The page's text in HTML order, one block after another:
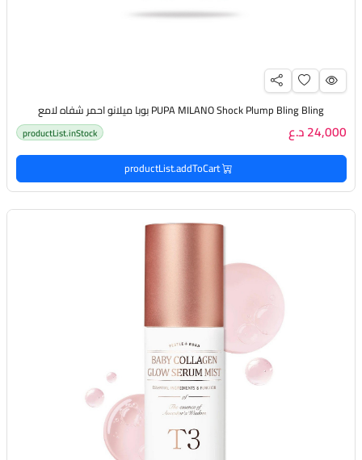
PUPA MILANO Shock Plump Bling Bling بوبا ميلانو احمر شفاه لامع
24,000 د.ع productList.inStock
productList.addToCart